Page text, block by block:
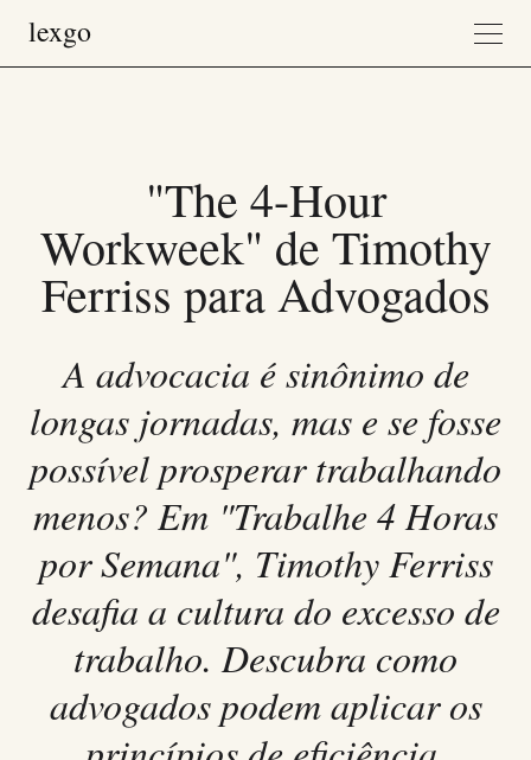
"The 4-Hour
Workweek" de Timothy
Ferriss para Advogados
A advocacia é sinônimo de
longas jornadas, mas e se fosse
possível prosperar trabalhando
menos? Em "Trabalhe 4 Horas
por Semana", Timothy Ferriss
desafia a cultura do excesso de
trabalho. Descubra como
advogados podem aplicar os